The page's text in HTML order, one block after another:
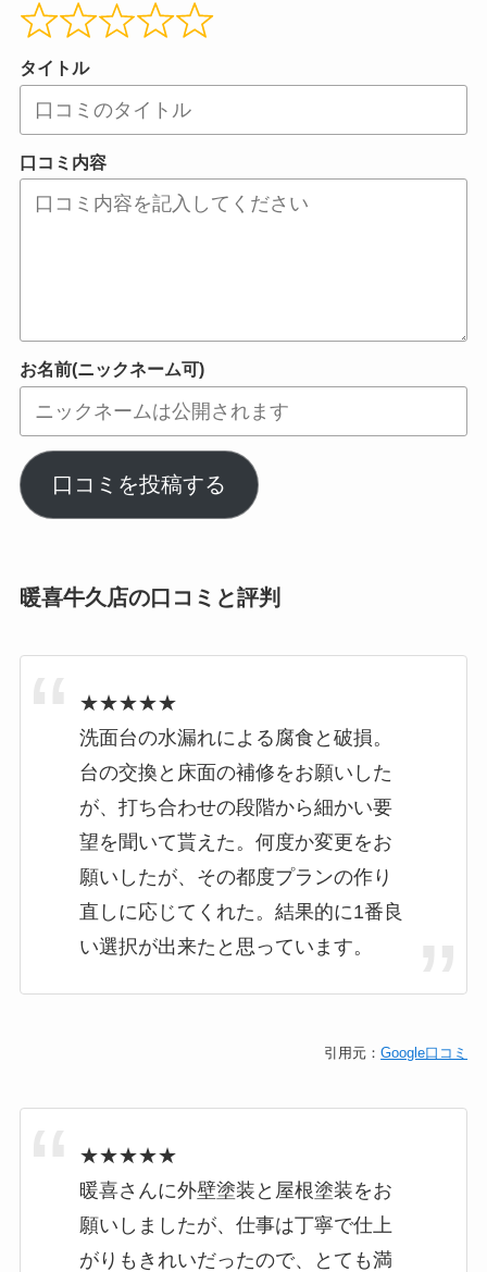
タイトル
口コミ内容
お名前(ニックネーム可)
口コミを投稿する
暖喜牛久店の口コミと評判
★★★★★
洗面台の水漏れによる腐食と破損。
台の交換と床面の補修をお願いした
が、打ち合わせの段階から細かい要
望を聞いて貰えた。何度か変更をお
願いしたが、その都度プランの作り
直しに応じてくれた。結果的に1番良
い選択が出来たと思っています。
引用元：Google口コミ
★★★★★
暖喜さんに外壁塗装と屋根塗装をお
願いしましたが、仕事は丁寧で仕上
がりもきれいだったので、とても満